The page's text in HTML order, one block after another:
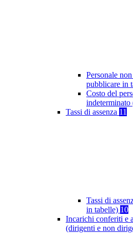
Personale
pubblicare in
Costo del
indeterminato
Tassi di assenza 11
Tassi di
in tabelle) 10
Incarichi conferiti e
(dirigenti e non